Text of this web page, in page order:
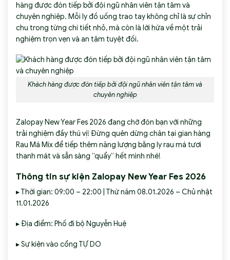
hàng được đón tiếp bởi đội ngũ nhân viên tận tâm và
chuyên nghiệp. Mỗi ly đồ uống trao tay không chỉ là sự chỉn
chu trong từng chi tiết nhỏ, mà còn là lời hứa về một trải
nghiệm trọn vẹn và an tâm tuyệt đối.
Khách hàng được đón tiếp bởi đội ngũ nhân viên tận tâm và
chuyên nghiệp
Zalopay New Year Fes 2026 đang chờ đón bạn với những
trải nghiệm đầy thú vị! Đừng quên dừng chân tại gian hàng
Rau Má Mixđể tiếp thêm năng lượng bằng ly rau má tươi
thanh mát và sẵn sàng “quẩy” hết mình nhé!
Thông tin sự kiện Zalopay New Year Fes 2026
▸ Thời gian: 09:00 – 22:00 | Thứ năm 08.01.2026 – Chủ nhật
11.01.2026
▸ Địa điểm: Phố đi bộ Nguyễn Huệ
▸ Sự kiện vào cổng TỰ DO